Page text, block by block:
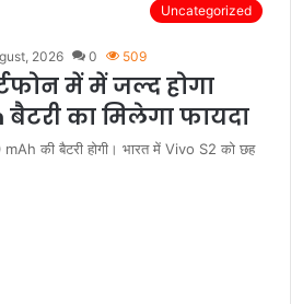
Uncategorized
2026 0 509
में में जल्द होगा
बैटरी का मिलेगा फायदा
mAh की बैटरी होगी। भारत में Vivo S2 को छह